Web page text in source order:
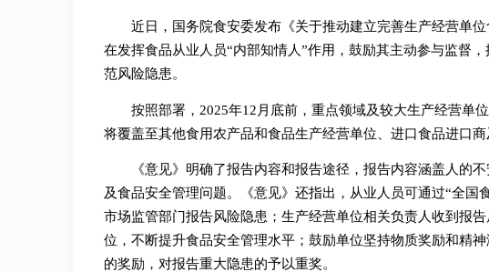
近日，国务院食安委发布《关于推动建立完善生产经营单
在发挥食品从业人员“内部知情人”作用，鼓励其主动参与监督
范风险隐患。
按照部署，2025年12月底前，重点领域及较大生产经营单
将覆盖至其他食用农产品和食品生产经营单位、进口食品进口商
《意见》明确了报告内容和报告途径，报告内容涵盖人的
及食品安全管理问题。《意见》还指出，从业人员可通过“全国
市场监管部门报告风险隐患；生产经营单位相关负责人收到报
位，不断提升食品安全管理水平；鼓励单位坚持物质奖励和精
的奖励，对报告重大隐患的予以重奖。